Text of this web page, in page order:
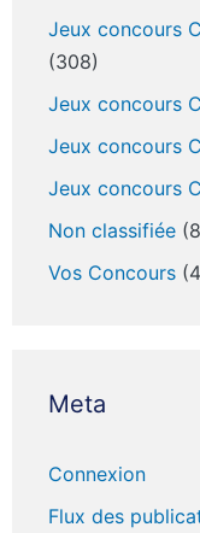
Jeux concours
(308)
Jeux concours
Jeux concours
Jeux concours
Non classifiée
Vos Concours
Meta
Connexion
Flux des